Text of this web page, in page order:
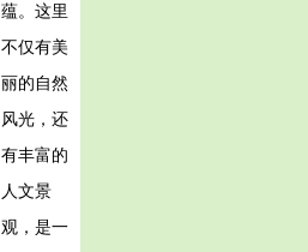
蕴。这里
不仅有美
丽的自然
风光，还
有丰富的
人文景
观，是一